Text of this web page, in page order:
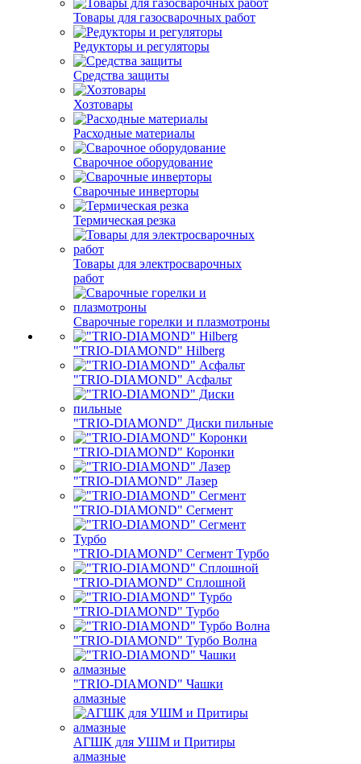
Товары для газосварочных работ
Редукторы и регуляторы
Средства защиты
Хозтовары
Расходные материалы
Сварочное оборудование
Сварочные инверторы
Термическая резка
Товары для электросварочных
работ
Сварочные горелки и плазмотроны
"TRIO-DIAMOND" Hilberg
"TRIO-DIAMOND" Асфальт
"TRIO-DIAMOND" Диски пильные
"TRIO-DIAMOND" Коронки
"TRIO-DIAMOND" Лазер
"TRIO-DIAMOND" Сегмент
"TRIO-DIAMOND" Сегмент Турбо
"TRIO-DIAMOND" Сплошной
"TRIO-DIAMOND" Турбо
"TRIO-DIAMOND" Турбо Волна
"TRIO-DIAMOND" Чашки
алмазные
АГШК для УШМ и Притиры
алмазные